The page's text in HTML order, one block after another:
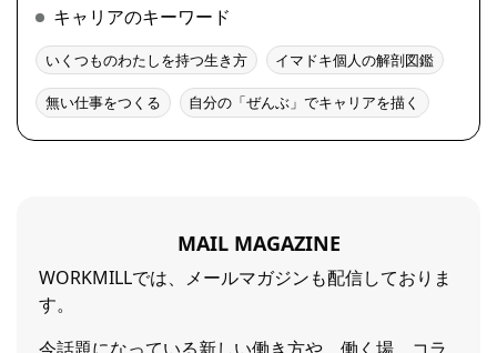
キャリアのキーワード
いくつものわたしを持つ生き方 イマドキ個人の解剖図鑑
無い仕事をつくる 自分の「ぜんぶ」でキャリアを描く
MAIL MAGAZINE
WORKMILLでは、メールマガジンも配信しておりま
す。